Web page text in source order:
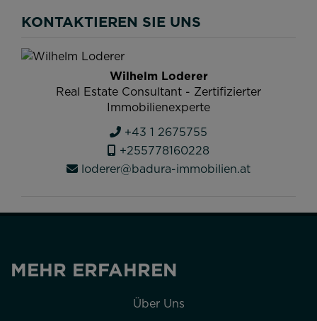
KONTAKTIEREN SIE UNS
Wilhelm Loderer
Real Estate Consultant - Zertifizierter
Immobilienexperte
+43 1 2675755
+255778160228
loderer@badura-immobilien.at
MEHR ERFAHREN
Über Uns